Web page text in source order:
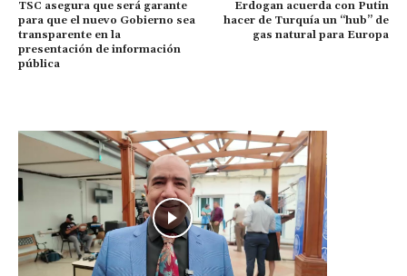
TSC asegura que será garante
para que el nuevo Gobierno sea
transparente en la
presentación de información
pública
Erdogan acuerda con Putin
hacer de Turquía un “hub” de
gas natural para Europa